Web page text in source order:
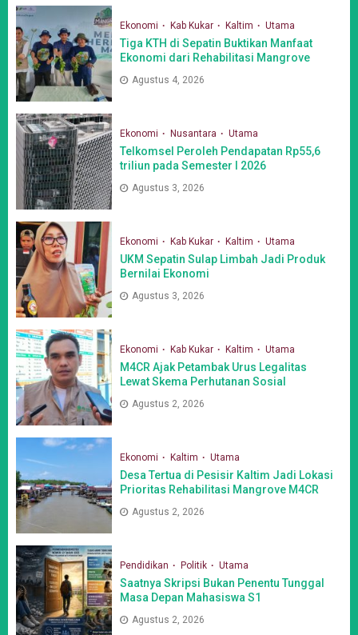
Ekonomi Kab Kukar Kaltim Utama
Tiga KTH di Sepatin Buktikan Manfaat
Ekonomi dari Rehabilitasi Mangrove
Agustus 4, 2026
Ekonomi Nusantara Utama
Telkomsel Peroleh Pendapatan Rp55,6
triliun pada Semester I 2026
Agustus 3, 2026
Ekonomi Kab Kukar Kaltim Utama
UKM Sepatin Sulap Limbah Jadi Produk
Bernilai Ekonomi
Agustus 3, 2026
Ekonomi Kab Kukar Kaltim Utama
M4CR Ajak Petambak Urus Legalitas
Lewat Skema Perhutanan Sosial
Agustus 2, 2026
Ekonomi Kaltim Utama
Desa Tertua di Pesisir Kaltim Jadi Lokasi
Prioritas Rehabilitasi Mangrove M4CR
Agustus 2, 2026
Pendidikan Politik Utama
Saatnya Skripsi Bukan Penentu Tunggal
Masa Depan Mahasiswa S1
Agustus 2, 2026